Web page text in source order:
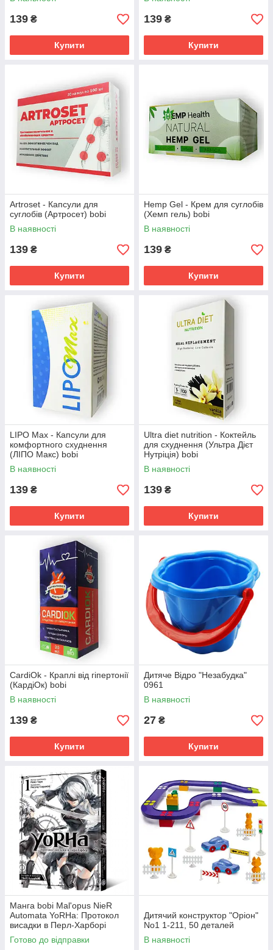
139 ₴
Купити
139 ₴
Купити
Artroset - Капсули для
суглобів (Артросет) bobi
В наявності
139 ₴
Купити
Hemp Gel - Крем для суглобів
(Хемп гель) bobi
В наявності
139 ₴
Купити
LIPO Max - Капсули для
комфортного схуднення
(ЛІПО Макс) bobi
В наявності
139 ₴
Купити
Ultra diet nutrition - Коктейль
для схуднення (Ультра Дієт
Нутріція) bobi
В наявності
139 ₴
Купити
CardiOk - Краплі від гіпертонії
(КардіОк) bobi
В наявності
139 ₴
Купити
Дитяче Відро "Незабудка"
0961
В наявності
27 ₴
Купити
Манга bobi Mal'opus NieR
Automata YoRHa: Протокол
висадки в Перл-Харборі
українською мовою 1 M M
NRA 1
Готово до відправки
Дитячий конструктор "Оріон"
No1 1-211, 50 деталей
В наявності